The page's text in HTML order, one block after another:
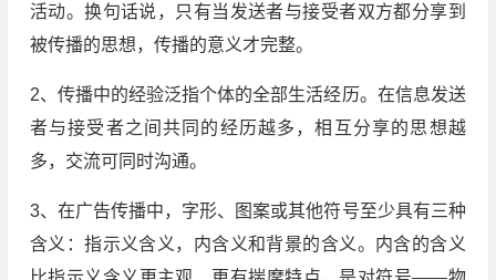
活动。换句话说，只有当发送者与接受者双方都分享到
被传播的思想，传播的意义才完整。
2、传播中的经验泛指个体的全部生活经历。在信息发送
者与接受者之间共同的经历越多，相互分享的思想越
多，交流可同时沟通。
3、在广告传播中，字形、图案或其他符号至少具有三种
含义：指示义含义，内含义和背景的含义。内含的含义